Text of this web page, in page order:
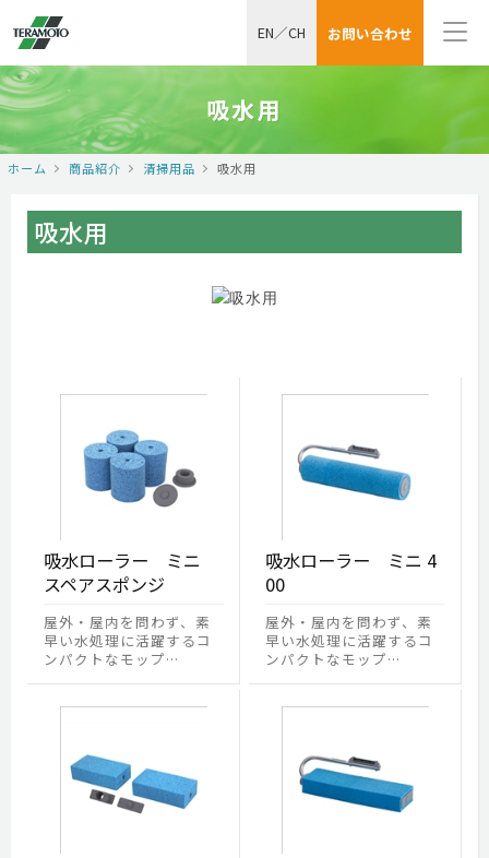
お問い合わせ
EN／CH
吸水用
ホーム 商品紹介 清掃用品 吸水用
吸水用
吸水ローラー ミニ
スペアスポンジ
屋外・屋内を問わず、素
早い水処理に活躍するコ
ンパクトなモップ…
吸水ローラー ミニ 4
00
屋外・屋内を問わず、素
早い水処理に活躍するコ
ンパクトなモップ…